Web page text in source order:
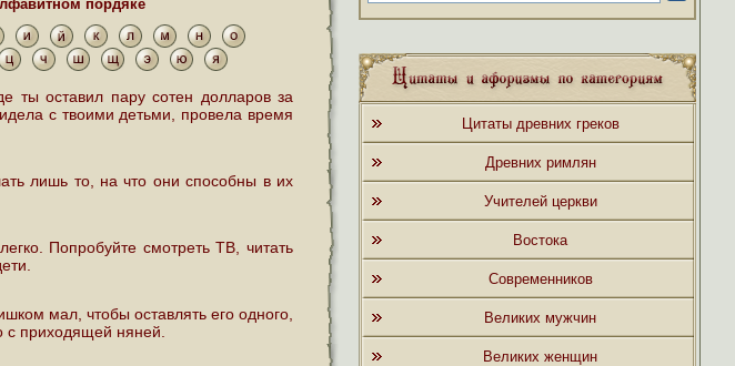
пордяке
ты оставил пару сотен долларов за
с твоими детьми, провела время
лишь то, на что они способны в их
Попробуйте смотреть ТВ, читать
мал, чтобы оставлять его одного,
с приходящей няней.
Цитаты древних греков
Древних римлян
Учителей церкви
Востока
Современников
Великих мужчин
Великих женщин